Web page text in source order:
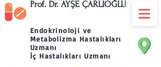
Prof. Dr. AYŞE ÇARLIOĞLU
Endokrinoloji ve
Metabolizma Hastalıkları
Uzmanı
İç Hastalıkları Uzmanı